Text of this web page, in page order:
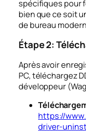
spécifiques pour
bien que ce soit
de bureau
Étape 2:
Après avoir
PC, téléchargez
développeur
https://
driver-